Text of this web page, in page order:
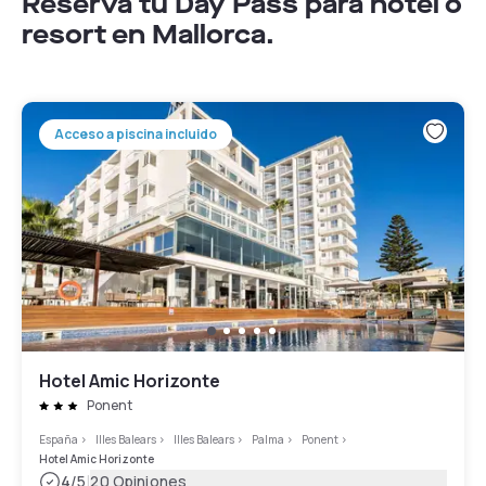
resort en Mallorca.
Acceso a piscina incluido
Hotel Amic Horizonte
Ponent
España > Illes Balears > Illes Balears > Palma > Ponent >
Hotel Amic Horizonte
4/5|20 Opiniones